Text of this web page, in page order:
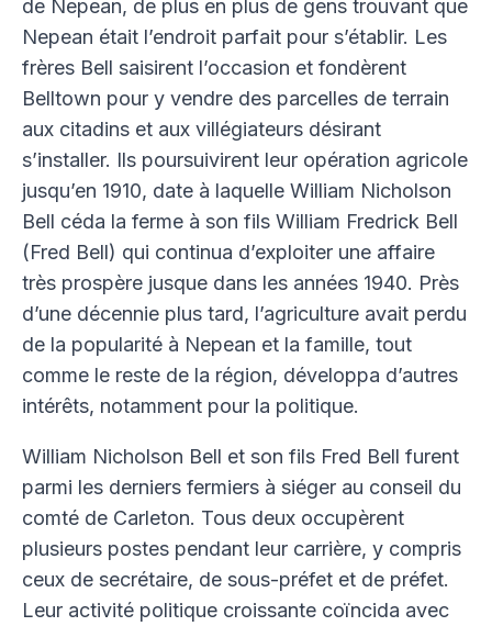
de Nepean, de plus en plus de gens trouvant que
Nepean était l’endroit parfait pour s’établir. Les
frères Bell saisirent l’occasion et fondèrent
Belltown pour y vendre des parcelles de terrain
aux citadins et aux villégiateurs désirant
s’installer. Ils poursuivirent leur opération agricole
jusqu’en 1910, date à laquelle William Nicholson
Bell céda la ferme à son fils William Fredrick Bell
(Fred Bell) qui continua d’exploiter une affaire
très prospère jusque dans les années 1940. Près
d’une décennie plus tard, l’agriculture avait perdu
de la popularité à Nepean et la famille, tout
comme le reste de la région, développa d’autres
intérêts, notamment pour la politique.
William Nicholson Bell et son fils Fred Bell furent
parmi les derniers fermiers à siéger au conseil du
comté de Carleton. Tous deux occupèrent
plusieurs postes pendant leur carrière, y compris
ceux de secrétaire, de sous-préfet et de préfet.
Leur activité politique croissante coïncida avec